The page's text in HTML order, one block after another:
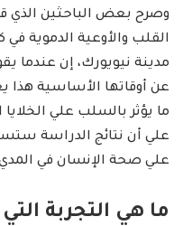
وصرح بعض الباحثين الذي
القلب والأوعية الدموية في
مدينة نيويورك، إن عندما
عن أوقاتها الأساسية هذا
ما يؤثر بالسلب علي الخلايا
علي أن نتائج الدراسة
علي صحة الإنسان في المدي
ما هي التجربة